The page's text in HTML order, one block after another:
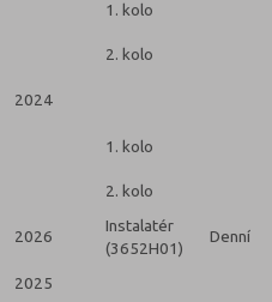
1. kolo
2. kolo
2024
1. kolo
2. kolo
2026
Instalatér
(3652H01)
Denní
2025